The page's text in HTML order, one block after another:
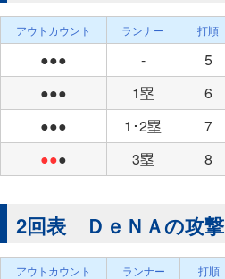
アウトカウント ランナー 打順
●●● - 5
●●●
1塁 6
●●●
1･2塁 7
●●● 3塁 8
2回表 ＤｅＮＡの攻撃
アウトカウント ランナー 打順